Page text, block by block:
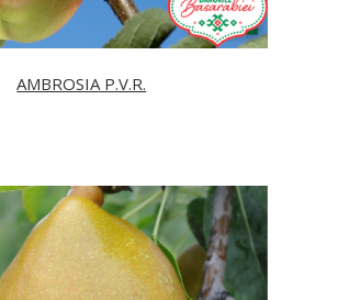
AMBROSIA P.V.R.